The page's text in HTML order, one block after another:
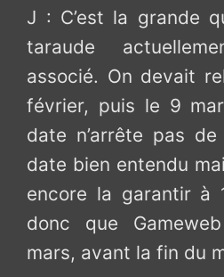
J : C’est la grande
taraude
associé. On devait
février, puis le 9
date n’arrête pas de
date bien entendu
encore la garantir à
donc que
mars, avant la fin du